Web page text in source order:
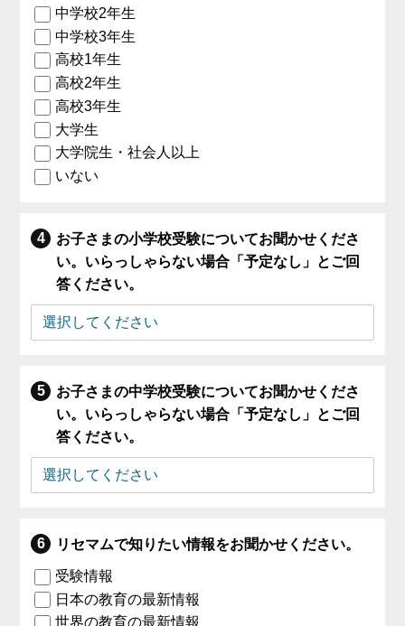
中学校2年生
中学校3年生
高校1年生
高校2年生
高校3年生
大学生
大学院生・社会人以上
いない
お子さまの小学校受験についてお聞かせくださ
い。いらっしゃらない場合「予定なし」とご回
答ください。
お子さまの中学校受験についてお聞かせくださ
い。いらっしゃらない場合「予定なし」とご回
答ください。
リセマムで知りたい情報をお聞かせください。
受験情報
日本の教育の最新情報
世界の教育の最新情報